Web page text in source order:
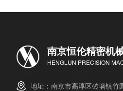
南京恒伦精密机
HENGLUN PRECISION
地址：南京市高淳区砖墙镇竹